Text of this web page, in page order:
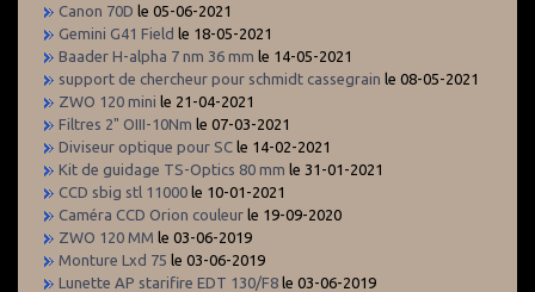
Canon 70D le 05-06-2021
Gemini G41 Field le 18-05-2021
Baader H-alpha 7 nm 36 mm le 14-05-2021
support de chercheur pour schmidt cassegrain le 08-05-2021
ZWO 120 mini le 21-04-2021
Filtres 2" OIII-10Nm le 07-03-2021
Diviseur optique pour SC le 14-02-2021
Kit de guidage TS-Optics 80 mm le 31-01-2021
CCD sbig stl 11000 le 10-01-2021
Caméra CCD Orion couleur le 19-09-2020
ZWO 120 MM le 03-06-2019
Monture Lxd 75 le 03-06-2019
Lunette AP starifire EDT 130/F8 le 03-06-2019